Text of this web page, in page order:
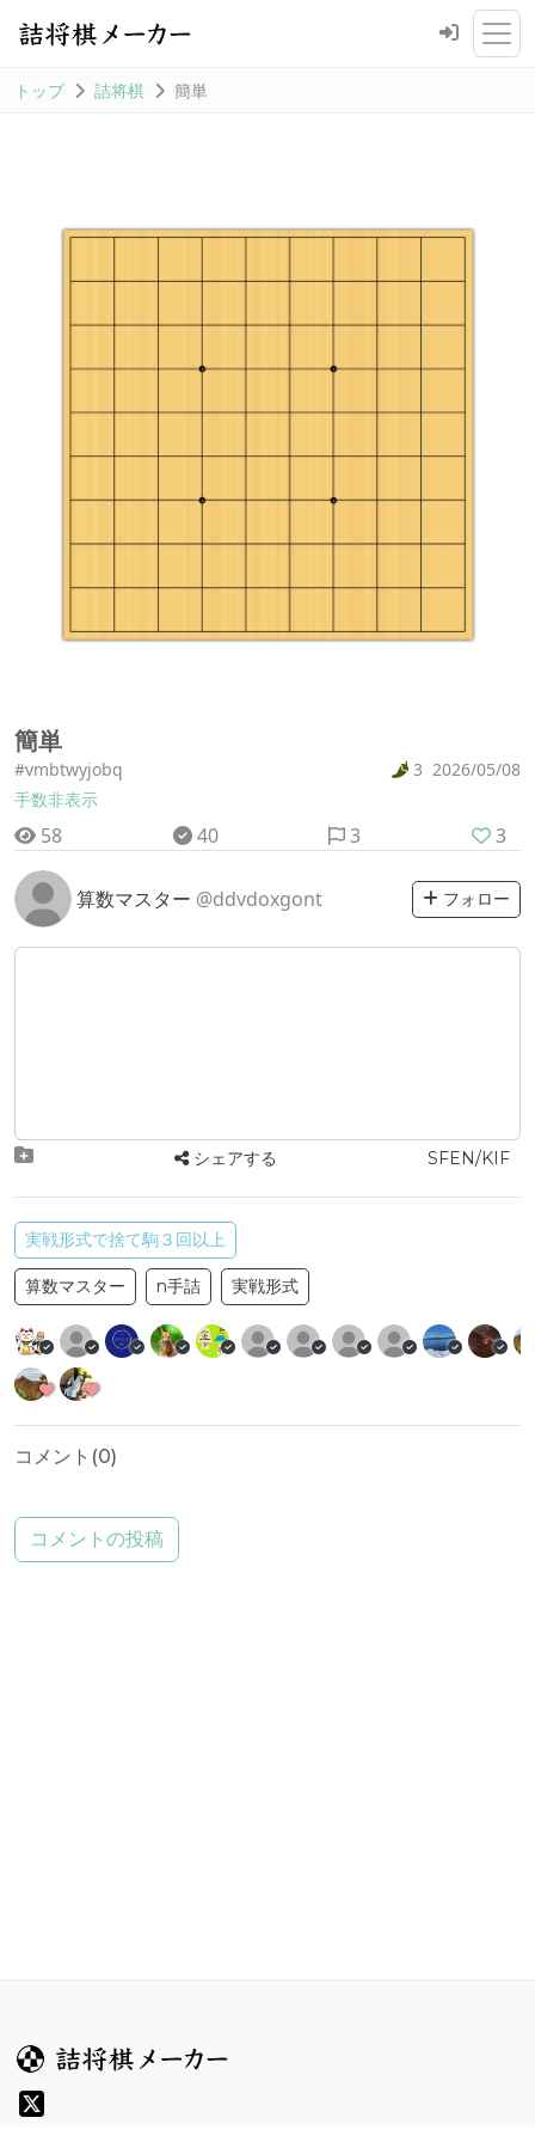
トップ 詰将棋 簡単
簡単
#vmbtwyjobq 3 2026/05/08
手数非表示
58 40 3 3
算数マスター @ddvdoxgont フォロー
シェアする SFEN/KIF
実戦形式で捨て駒３回以上
算数マスター n手詰 実戦形式
コメント(0)
コメントの投稿